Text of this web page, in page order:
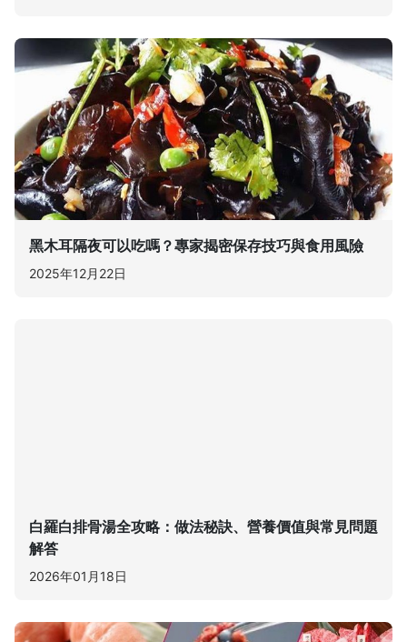
黑木耳隔夜可以吃嗎？專家揭密保存技巧與食用風險
2025年12月22日
白羅白排骨湯全攻略：做法秘訣、營養價值與常見問題
解答
2026年01月18日